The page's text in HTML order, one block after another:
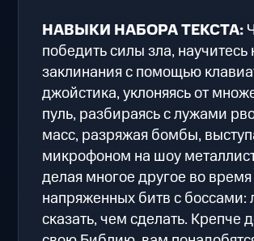
НАВЫКИ НАБОРА ТЕКСТА:
победить силы зла, научитесь
заклинания с помощью
джойстика, уклоняясь от
пуль, разбираясь с лужами
масс, разряжая бомбы,
микрофоном на шоу
делая многое другое во время
напряженных битв с боссами:
сказать, чем сделать. Крепче